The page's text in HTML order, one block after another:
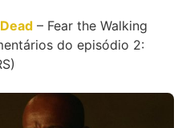
– Fear the Walking
do episódio 2: